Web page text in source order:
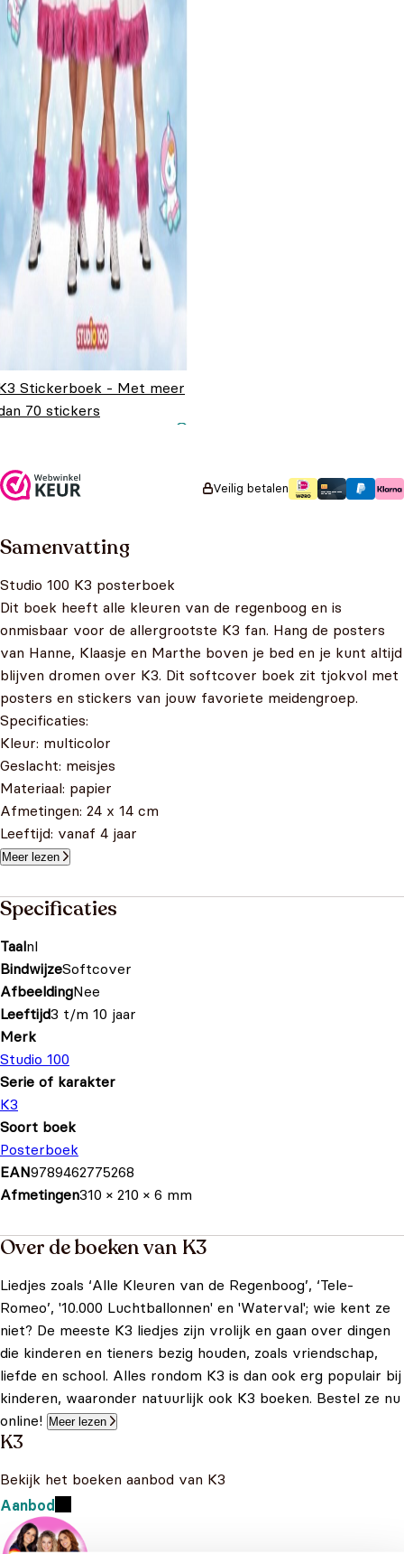
Stickerboek - Met meer
70 stickers
Veilig betalen
Samenvatting
Studio 100 K3 posterboek
Dit boek heeft alle kleuren van de regenboog en is
onmisbaar voor de allergrootste K3 fan. Hang de posters
van Hanne, Klaasje en Marthe boven je bed en je kunt altijd
blijven dromen over K3. Dit softcover boek zit tjokvol met
posters en stickers van jouw favoriete meidengroep.
Specificaties:
Kleur: multicolor
Geslacht: meisjes
Materiaal: papier
Afmetingen: 24 x 14 cm
Leeftijd: vanaf 4 jaar
Meer lezen
Specificaties
Taalnl
BindwijzeSoftcover
AfbeeldingNee
Leeftijd3 t/m 10 jaar
Merk
Studio 100
Serie of karakter
K3
Soort boek
Posterboek
EAN9789462775268
Afmetingen310 × 210 × 6 mm
Over de boeken van K3
Liedjes zoals ‘Alle Kleuren van de Regenboog’, ‘Tele-
Romeo’, '10.000 Luchtballonnen' en 'Waterval'; wie kent ze
niet? De meeste K3 liedjes zijn vrolijk en gaan over dingen
die kinderen en tieners bezig houden, zoals vriendschap,
liefde en school. Alles rondom K3 is dan ook erg populair bij
kinderen, waaronder natuurlijk ook K3 boeken. Bestel ze nu
online!
Meer lezen
K3
Bekijk het boeken aanbod van K3
Aanbod